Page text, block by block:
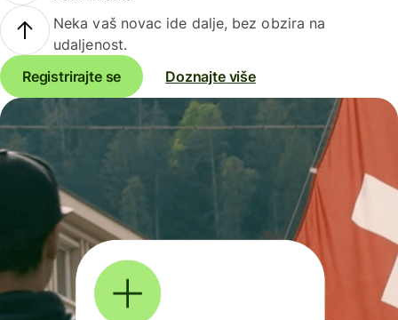
Neka vaš novac ide dalje, bez obzira na
udaljenost.
Registrirajte se
Doznajte više